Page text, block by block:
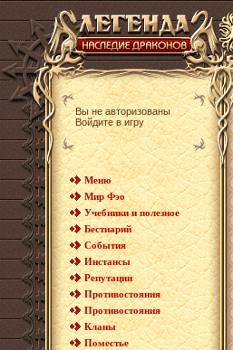
Вы не авторизованы
Войдите в игру
Меню
Мир Фэо
Учебники и полезное
Бестиарий
События
Инстансы
Репутации
Противостояния
Противостояния
Кланы
Поместье